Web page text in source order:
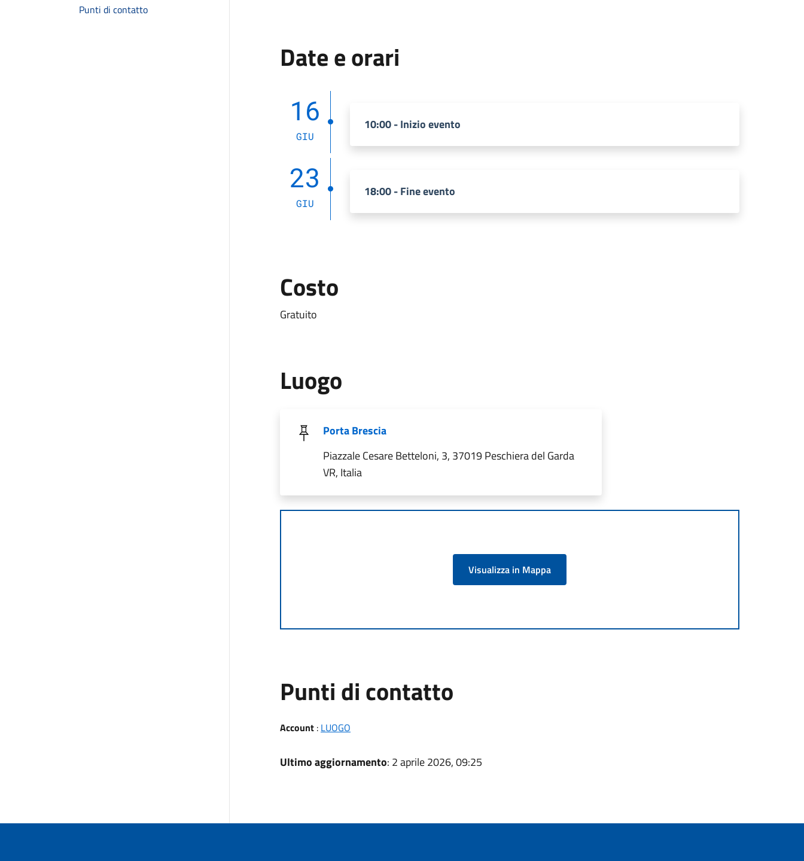
Punti di contatto
Date e orari
16
GIU
10:00 - Inizio evento
23
GIU
18:00 - Fine evento
Costo
Gratuito
Luogo
Porta Brescia
Piazzale Cesare Betteloni, 3, 37019 Peschiera del Garda
VR, Italia
Visualizza in Mappa
Punti di contatto
Account: LUOGO
Ultimo aggiornamento: 2 aprile 2026, 09:25